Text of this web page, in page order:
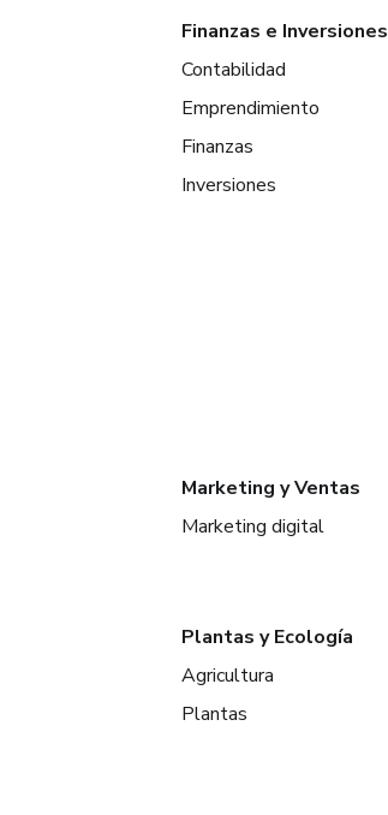
Finanzas e Inversiones
Contabilidad
Emprendimiento
Finanzas
Inversiones
Marketing y Ventas
Marketing digital
Plantas y Ecología
Agricultura
Plantas